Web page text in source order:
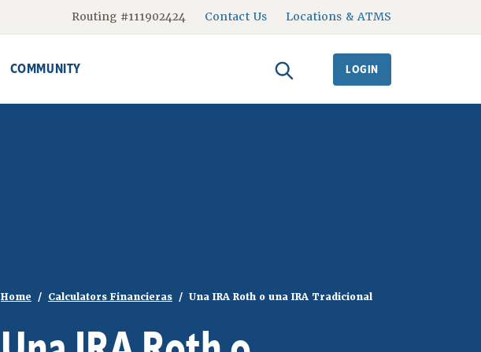
Routing #111902424 Contact Us Locations & ATMS
COMMUNITY LOGIN
Home Calculators Financieras Una IRA Roth o una IRA Tradicional